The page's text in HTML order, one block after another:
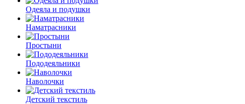
Одеяла и подушки
Наматрасники
Простыни
Пододеяльники
Наволочки
Детский текстиль